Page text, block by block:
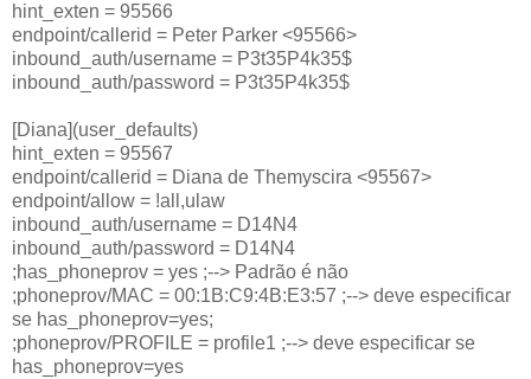
hint_exten = 95566
endpoint/callerid = Peter Parker <95566>
inbound_auth/username = P3t35P4k35$
inbound_auth/password = P3t35P4k35$
[Diana](user_defaults)
hint_exten = 95567
endpoint/callerid = Diana de Themyscira <95567>
endpoint/allow = !all,ulaw
inbound_auth/username = D14N4
inbound_auth/password = D14N4
;has_phoneprov = yes ;--> Padrão é não
;phoneprov/MAC = 00:1B:C9:4B:E3:57 ;--> deve especificar
se has_phoneprov=yes;
;phoneprov/PROFILE = profile1 ;--> deve especificar se
has_phoneprov=yes